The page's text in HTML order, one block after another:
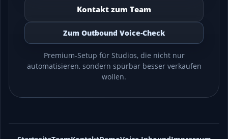
Kontakt zum Team
Zum Outbound Voice-Check
Premium-Setup für Studios, die nicht nur
automatisieren, sondern spürbar besser verkaufen
wollen.